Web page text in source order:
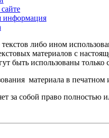
информация
либо ином
материалов с
быть использованы только
материала в печатном
за собой право полностью